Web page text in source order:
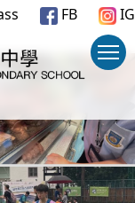
FB IG